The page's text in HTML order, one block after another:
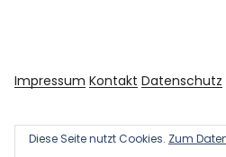
Impressum Kontakt Datenschutz
Diese Seite nutzt Cookies. Zum